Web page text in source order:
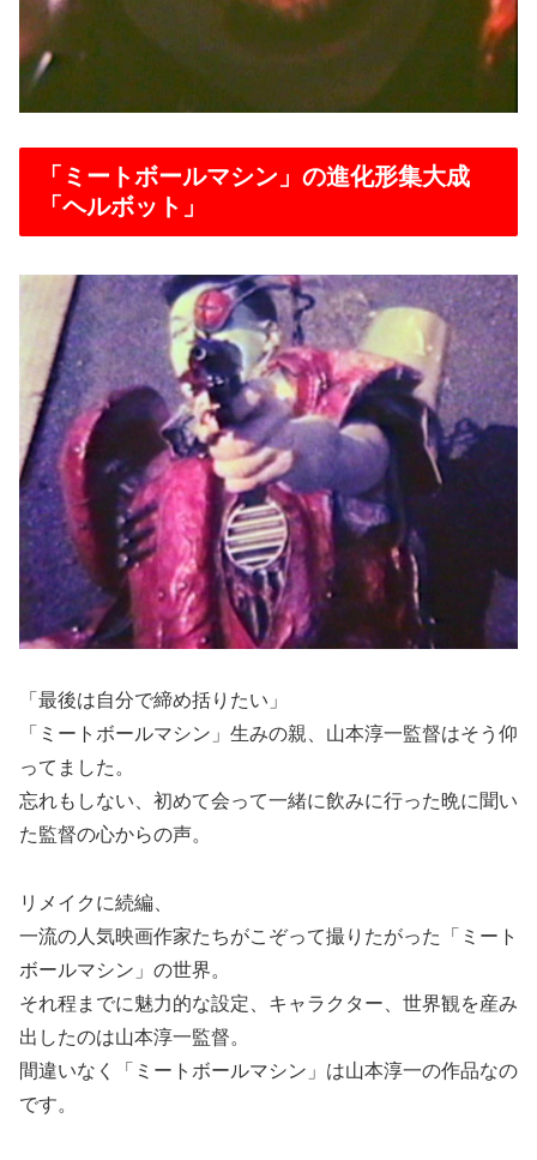
「ミートボールマシン」の進化形集大成
「ヘルボット」
「最後は自分で締め括りたい」
「ミートボールマシン」生みの親、山本淳一監督はそう仰
ってました。
忘れもしない、初めて会って一緒に飲みに行った晩に聞い
た監督の心からの声。
リメイクに続編、
一流の人気映画作家たちがこぞって撮りたがった「ミート
ボールマシン」の世界。
それ程までに魅力的な設定、キャラクター、世界観を産み
出したのは山本淳一監督。
間違いなく「ミートボールマシン」は山本淳一の作品なの
です。